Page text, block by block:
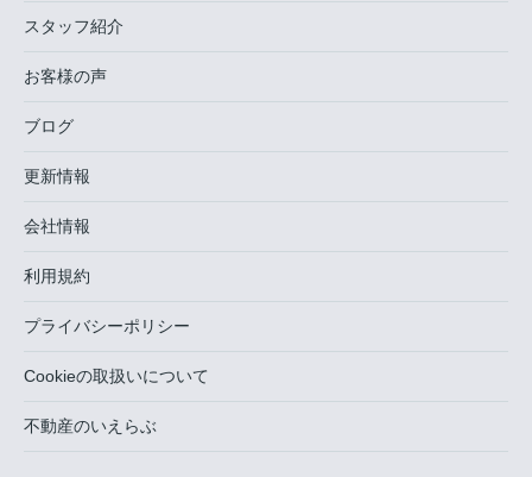
スタッフ紹介
お客様の声
ブログ
更新情報
会社情報
利用規約
プライバシーポリシー
Cookieの取扱いについて
不動産のいえらぶ